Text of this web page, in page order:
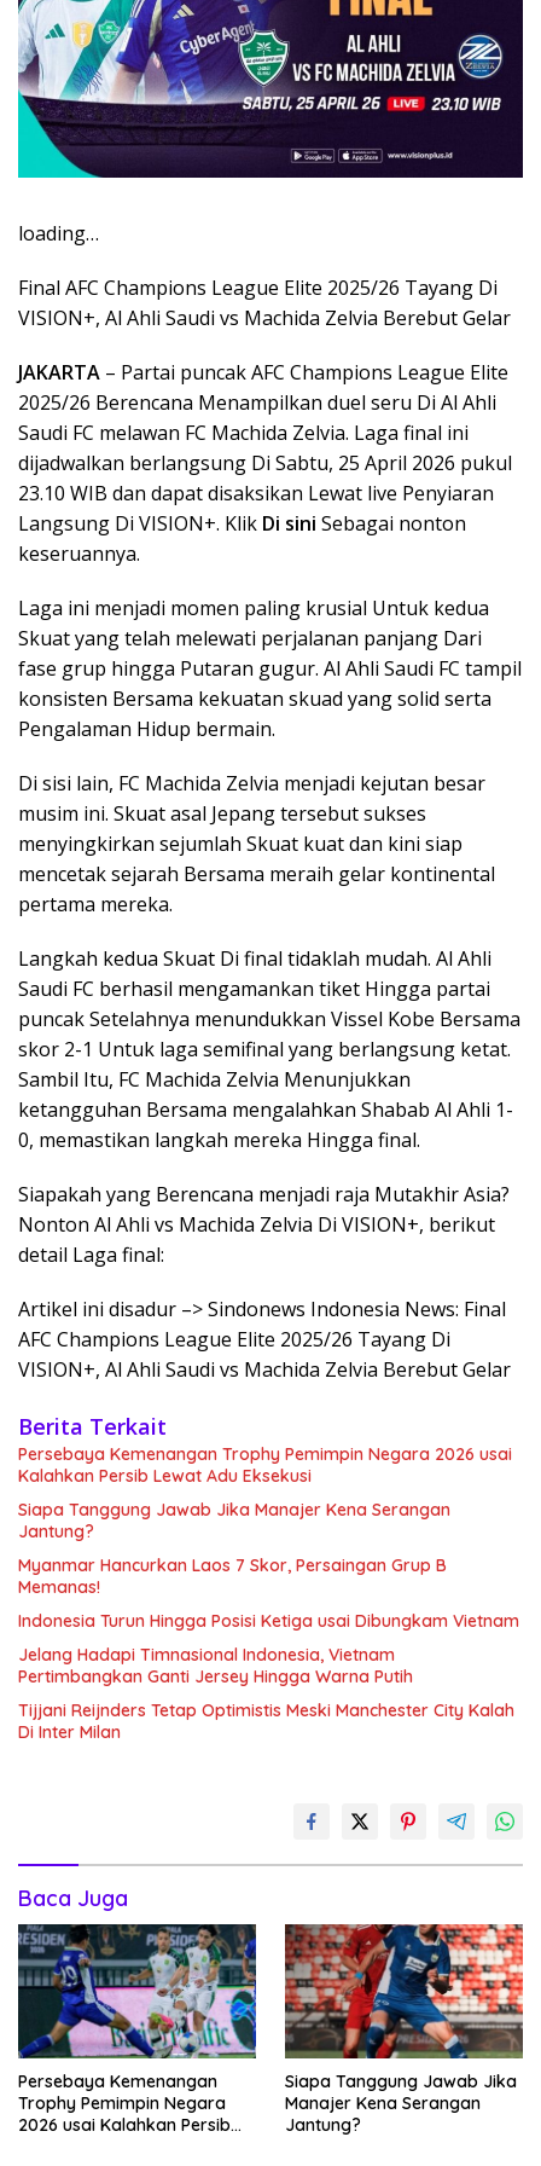
loading…
Final AFC Champions League Elite 2025/26 Tayang Di
VISION+, Al Ahli Saudi vs Machida Zelvia Berebut Gelar
JAKARTA – Partai puncak AFC Champions League Elite
2025/26 Berencana Menampilkan duel seru Di Al Ahli
Saudi FC melawan FC Machida Zelvia. Laga final ini
dijadwalkan berlangsung Di Sabtu, 25 April 2026 pukul
23.10 WIB dan dapat disaksikan Lewat live Penyiaran
Langsung Di VISION+. Klik Di sini Sebagai nonton
keseruannya.
Laga ini menjadi momen paling krusial Untuk kedua
Skuat yang telah melewati perjalanan panjang Dari
fase grup hingga Putaran gugur. Al Ahli Saudi FC tampil
konsisten Bersama kekuatan skuad yang solid serta
Pengalaman Hidup bermain.
Di sisi lain, FC Machida Zelvia menjadi kejutan besar
musim ini. Skuat asal Jepang tersebut sukses
menyingkirkan sejumlah Skuat kuat dan kini siap
mencetak sejarah Bersama meraih gelar kontinental
pertama mereka.
Langkah kedua Skuat Di final tidaklah mudah. Al Ahli
Saudi FC berhasil mengamankan tiket Hingga partai
puncak Setelahnya menundukkan Vissel Kobe Bersama
skor 2-1 Untuk laga semifinal yang berlangsung ketat.
Sambil Itu, FC Machida Zelvia Menunjukkan
ketangguhan Bersama mengalahkan Shabab Al Ahli 1-
0, memastikan langkah mereka Hingga final.
Siapakah yang Berencana menjadi raja Mutakhir Asia?
Nonton Al Ahli vs Machida Zelvia Di VISION+, berikut
detail Laga final:
Artikel ini disadur –> Sindonews Indonesia News: Final
AFC Champions League Elite 2025/26 Tayang Di
VISION+, Al Ahli Saudi vs Machida Zelvia Berebut Gelar
Berita Terkait
Persebaya Kemenangan Trophy Pemimpin Negara 2026 usai
Kalahkan Persib Lewat Adu Eksekusi
Siapa Tanggung Jawab Jika Manajer Kena Serangan
Jantung?
Myanmar Hancurkan Laos 7 Skor, Persaingan Grup B
Memanas!
Indonesia Turun Hingga Posisi Ketiga usai Dibungkam Vietnam
Jelang Hadapi Timnasional Indonesia, Vietnam
Pertimbangkan Ganti Jersey Hingga Warna Putih
Tijjani Reijnders Tetap Optimistis Meski Manchester City Kalah
Di Inter Milan
Baca Juga
Persebaya Kemenangan
Trophy Pemimpin Negara
2026 usai Kalahkan Persib
Siapa Tanggung Jawab Jika
Manajer Kena Serangan
Jantung?